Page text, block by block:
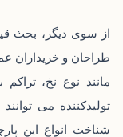
از سوی دیگر، بحث
طراحان و خریداران
مانند نوع نخ،
تولیدکننده می
شناخت انواع این